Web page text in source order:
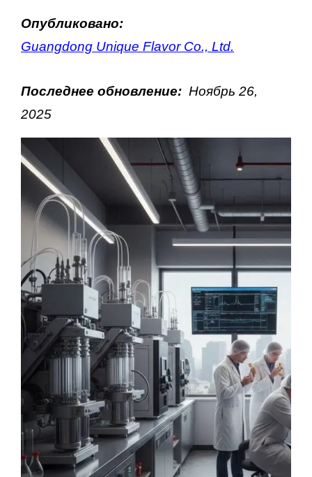
Опубликовано:
Guangdong Unique Flavor Co., Ltd.
Последнее обновление: Ноябрь 26,
2025